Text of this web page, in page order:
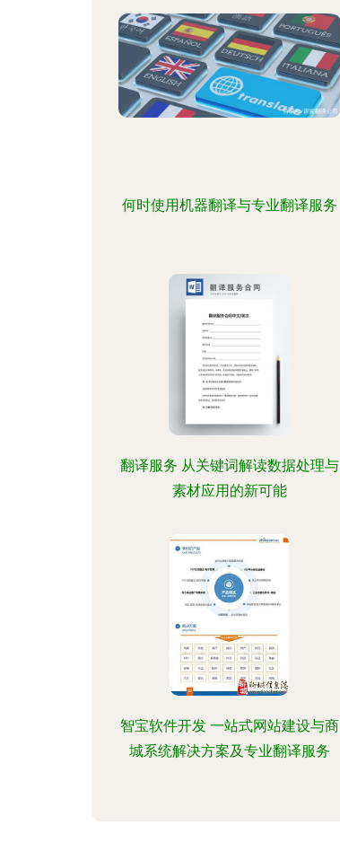
何时使用机器翻译与专业翻译服务
翻译服务 从关键词解读数据处理与
素材应用的新可能
智宝软件开发 一站式网站建设与商
城系统解决方案及专业翻译服务